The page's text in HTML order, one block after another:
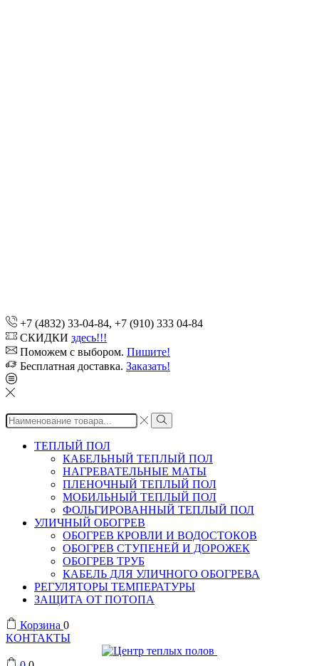
+7 (4832) 33-04-84, +7 (910) 333 04-84
СКИДКИ здесь!!!
Поможем с выбором. Пишите!
Бесплатная доставка. Заказать!
Search
input
ТЕПЛЫЙ ПОЛ
КАБЕЛЬНЫЙ ТЕПЛЫЙ ПОЛ
НАГРЕВАТЕЛЬНЫЕ МАТЫ
ПЛЕНОЧНЫЙ ТЕПЛЫЙ ПОЛ
МОБИЛЬНЫЙ ТЕПЛЫЙ ПОЛ
ФОЛЬГИРОВАННЫЙ ТЕПЛЫЙ ПОЛ
УЛИЧНЫЙ ОБОГРЕВ
ОБОГРЕВ КРОВЛИ И ВОДОСТОКОВ
ОБОГРЕВ СТУПЕНЕЙ И ДОРОЖЕК
ОБОГРЕВ ТРУБ
КАБЕЛЬ ДЛЯ УЛИЧНОГО ОБОГРЕВА
РЕГУЛЯТОРЫ ТЕМПЕРАТУРЫ
ЗАЩИТА ОТ ПОТОПА
Корзина 0
КОНТАКТЫ